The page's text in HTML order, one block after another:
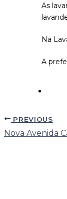
As
Na
A
PREVIOUS
Nova Avenida